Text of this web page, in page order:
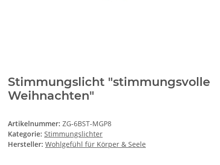
Stimmungslicht "stimmungsvolle
Weihnachten"
Artikelnummer: ZG-6BST-MGP8
Kategorie: Stimmungslichter
Hersteller: Wohlgefühl für Körper & Seele